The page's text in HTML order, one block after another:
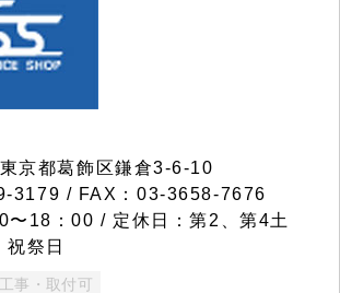
京都葛飾区鎌倉3-6-10
3179 / FAX：03-3658-7676
〜18：00 / 定休日：第2、第4土
祭日
工事・取付可